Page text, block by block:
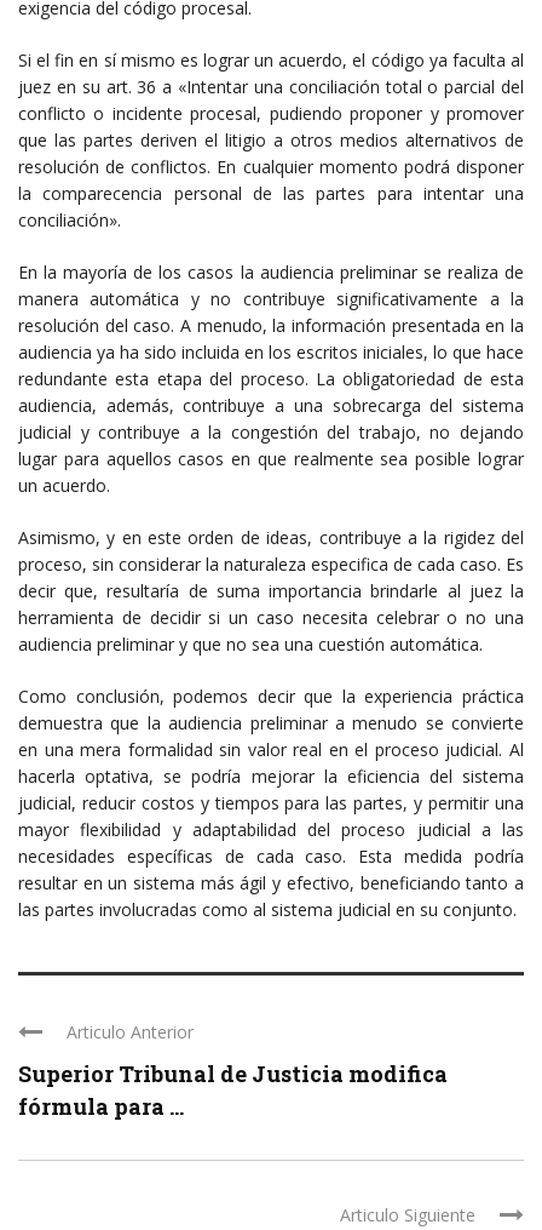
exigencia del código procesal.
Si el fin en sí mismo es lograr un acuerdo, el código ya faculta al
juez en su art. 36 a «Intentar una conciliación total o parcial del
conflicto o incidente procesal, pudiendo proponer y promover
que las partes deriven el litigio a otros medios alternativos de
resolución de conflictos. En cualquier momento podrá disponer
la comparecencia personal de las partes para intentar una
conciliación».
En la mayoría de los casos la audiencia preliminar se realiza de
manera automática y no contribuye significativamente a la
resolución del caso. A menudo, la información presentada en la
audiencia ya ha sido incluida en los escritos iniciales, lo que hace
redundante esta etapa del proceso. La obligatoriedad de esta
audiencia, además, contribuye a una sobrecarga del sistema
judicial y contribuye a la congestión del trabajo, no dejando
lugar para aquellos casos en que realmente sea posible lograr
un acuerdo.
Asimismo, y en este orden de ideas, contribuye a la rigidez del
proceso, sin considerar la naturaleza especifica de cada caso. Es
decir que, resultaría de suma importancia brindarle al juez la
herramienta de decidir si un caso necesita celebrar o no una
audiencia preliminar y que no sea una cuestión automática.
Como conclusión, podemos decir que la experiencia práctica
demuestra que la audiencia preliminar a menudo se convierte
en una mera formalidad sin valor real en el proceso judicial. Al
hacerla optativa, se podría mejorar la eficiencia del sistema
judicial, reducir costos y tiempos para las partes, y permitir una
mayor flexibilidad y adaptabilidad del proceso judicial a las
necesidades específicas de cada caso. Esta medida podría
resultar en un sistema más ágil y efectivo, beneficiando tanto a
las partes involucradas como al sistema judicial en su conjunto.
Articulo Anterior
Superior Tribunal de Justicia modifica
fórmula para ...
Articulo Siguiente